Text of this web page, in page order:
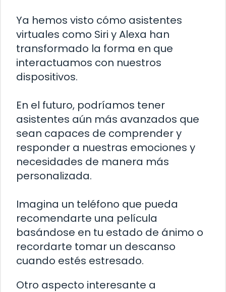
Ya hemos visto cómo asistentes
virtuales como Siri y Alexa han
transformado la forma en que
interactuamos con nuestros
dispositivos.
En el futuro, podríamos tener
asistentes aún más avanzados que
sean capaces de comprender y
responder a nuestras emociones y
necesidades de manera más
personalizada.
Imagina un teléfono que pueda
recomendarte una película
basándose en tu estado de ánimo o
recordarte tomar un descanso
cuando estés estresado.
Otro aspecto interesante a